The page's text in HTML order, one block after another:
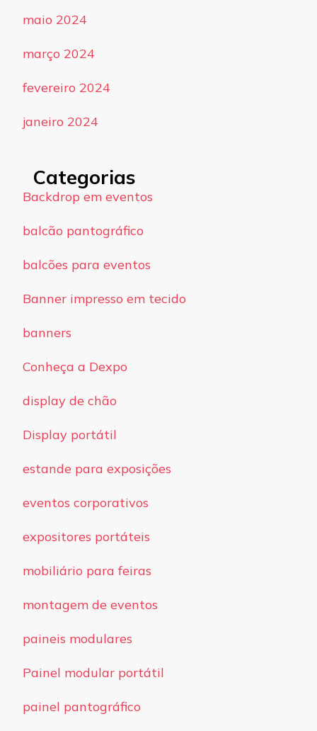
maio 2024
março 2024
fevereiro 2024
janeiro 2024
Categorias
Backdrop em eventos
balcão pantográfico
balcões para eventos
Banner impresso em tecido
banners
Conheça a Dexpo
display de chão
Display portátil
estande para exposições
eventos corporativos
expositores portáteis
mobiliário para feiras
montagem de eventos
paineis modulares
Painel modular portátil
painel pantográfico